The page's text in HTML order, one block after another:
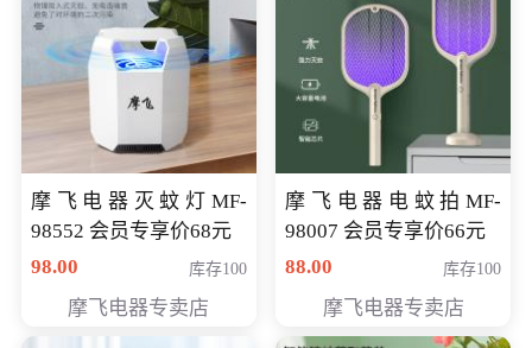
摩飞电器灭蚊灯MF-
98552 会员专享价68元
98.00
库存100
摩飞电器专卖店
摩飞电器电蚊拍MF-
98007 会员专享价66元
88.00
库存100
摩飞电器专卖店